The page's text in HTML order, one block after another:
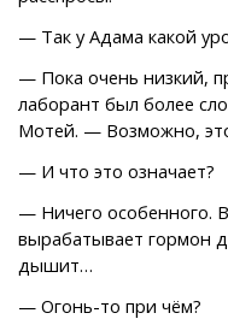
— Так у Адама какой
— Пока очень низкий,
лаборант был более
Мотей. — Возможно,
— И что это означает?
— Ничего особенного.
вырабатывает гормон
дышит…
— Огонь-то при чём?